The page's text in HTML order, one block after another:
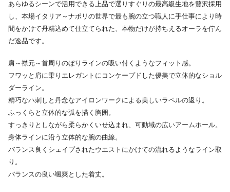
あらゆるシーンで活用できる上品で選りすぐりの最高級生地を贅沢採用
し、本場イタリア～ナポリの世界で最も腕の立つ職人に手仕事により時
間をかけて丹精込めて仕立てられた、本物だけが持ちえるオーラを佇ん
だ逸品です。
肩～襟元～首周りのぼりラインの吸い付くようなフィット感。
フワッと肩に乗りエレガントにコンケープドした優美で立体的なショル
ダーライン。
精巧なハ刺しと丹念なアイロンワークによる美しいラペルの返り。
ふっくらと立体的な弧を描く胸囲。
すっきりとしながら柔らかくいせ込まれ、可動域の広いアームホール。
身体ラインに沿う立体的な腕の曲線。
バランス良くシェイプされたウエストにかけての流れるようなライン取
り。
バランスの良い颯爽とした着丈。